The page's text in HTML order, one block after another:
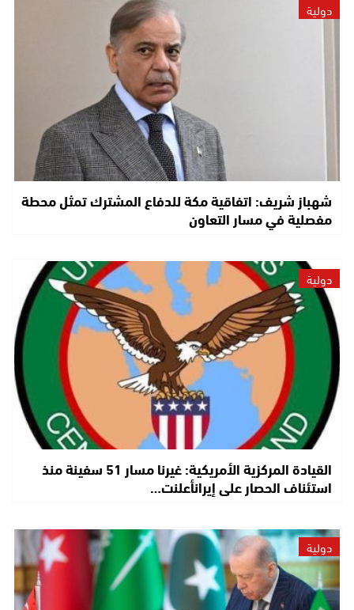
دولية
شهباز شريف: اتفاقية مكة للدفاع المشترك تمثل محطة
مفصلية في مسار التعاون
دولية
القيادة المركزية الأمريكية: غيرنا مسار 51 سفينة منذ
استئناف الحصار على إيرانأعلنت…
دولية